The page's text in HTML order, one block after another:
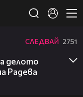
СЛЕДВАЙ 2751
делото
Радева